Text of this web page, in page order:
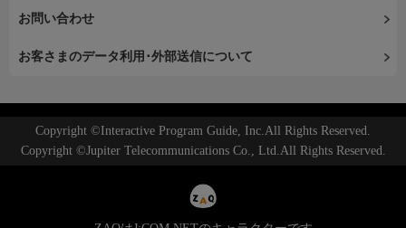
お問い合わせ
お客さまのデータ利用･外部送信について
Copyright ©Interactive Program Guide, Inc.All Rights Reserved.
Copyright ©Jupiter Telecommunications Co., Ltd.All Rights Reserved.